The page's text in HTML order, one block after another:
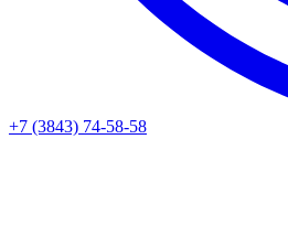
+7 (3843) 74-58-58